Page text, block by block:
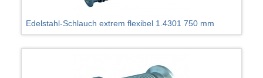
Edelstahl-Schlauch extrem flexibel 1.4301 750 mm